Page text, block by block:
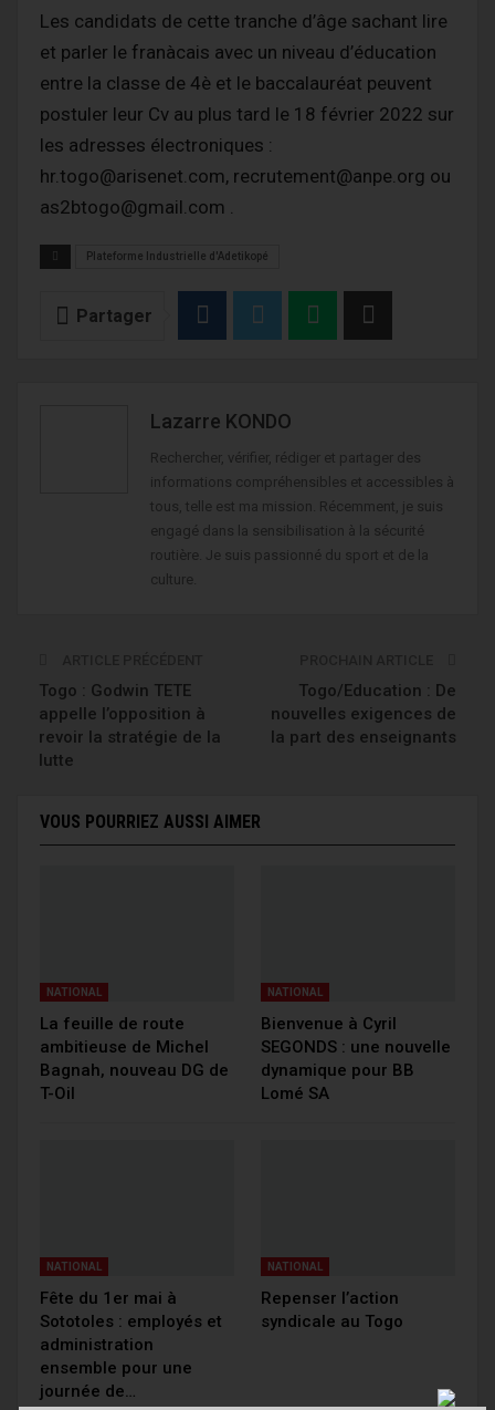
Les candidats de cette tranche d’âge sachant lire
et parler le franàcais avec un niveau d’éducation
entre la classe de 4è et le baccalauréat peuvent
postuler leur Cv au plus tard le 18 février 2022 sur
les adresses électroniques :
hr.togo@arisenet.com, recrutement@anpe.org ou
as2btogo@gmail.com .
Plateforme Industrielle d'Adetikopé
Partager
Lazarre KONDO
Rechercher, vérifier, rédiger et partager des
informations compréhensibles et accessibles à
tous, telle est ma mission. Récemment, je suis
engagé dans la sensibilisation à la sécurité
routière. Je suis passionné du sport et de la
culture.
Togo : Godwin TETE
appelle l’opposition à
revoir la stratégie de la
lutte
Togo/Education : De
nouvelles exigences de
la part des enseignants
VOUS POURRIEZ AUSSI AIMER
NATIONAL
La feuille de route
ambitieuse de Michel
Bagnah, nouveau DG de
T-Oil
NATIONAL
Bienvenue à Cyril
SEGONDS : une nouvelle
dynamique pour BB
Lomé SA
NATIONAL
Fête du 1er mai à
Sototoles : employés et
administration
ensemble pour une
journée de…
NATIONAL
Repenser l’action
syndicale au Togo